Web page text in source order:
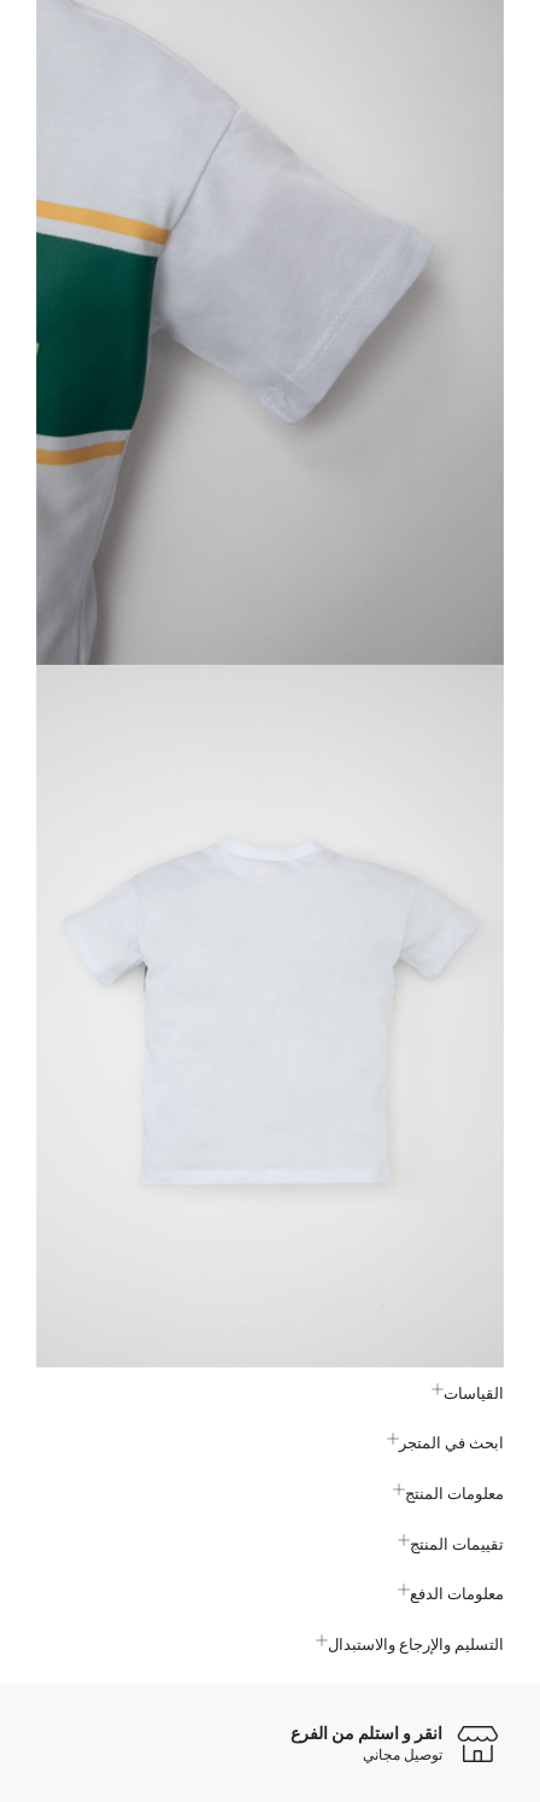
القياسات
ابحث في المتجر
معلومات المنتج
تقييمات المنتج
معلومات الدفع
التسليم والإرجاع والاستبدال
انقر و استلم من الفرع
توصيل مجاني